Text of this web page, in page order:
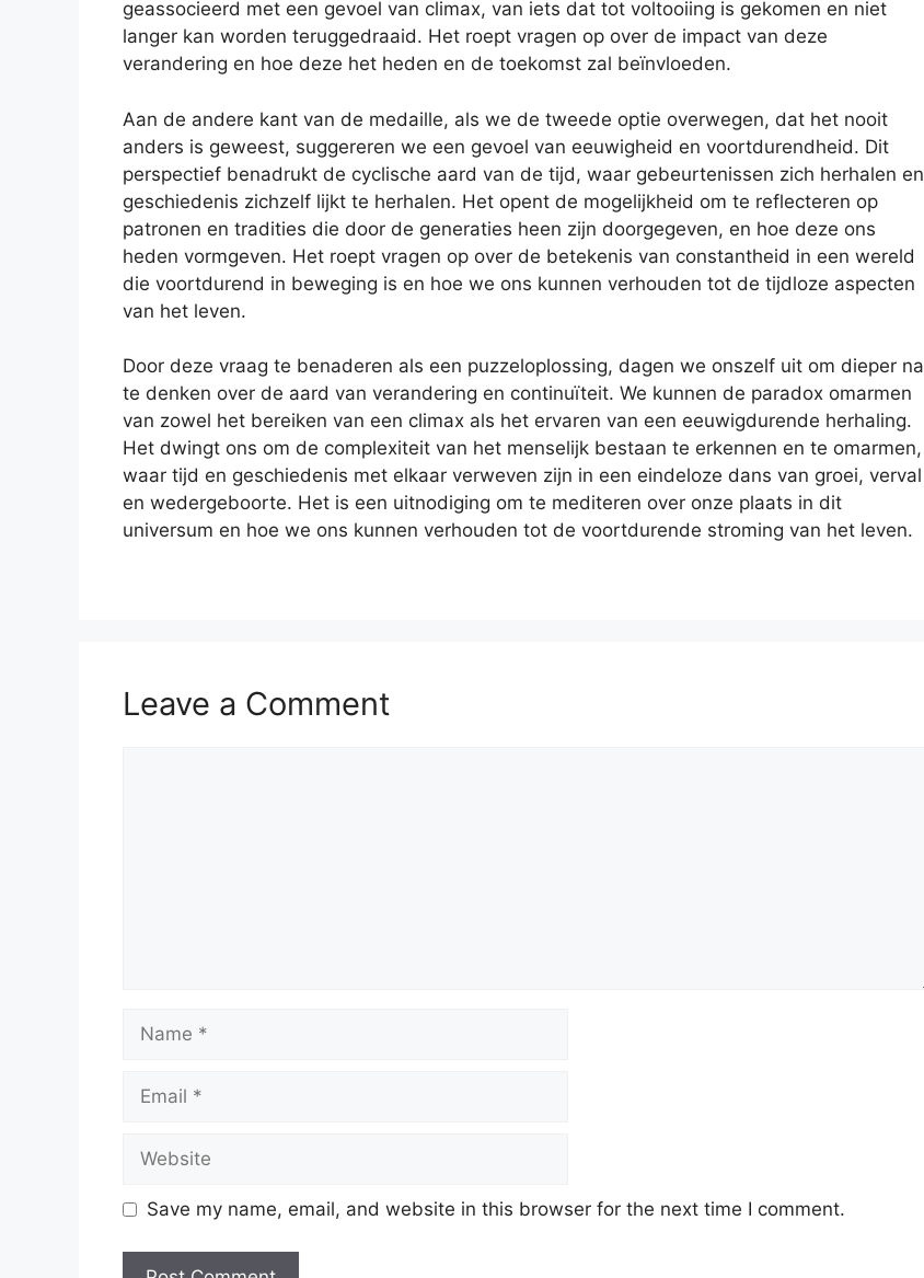
geassocieerd met een gevoel van climax, van iets dat tot voltooiing is gekomen en niet
langer kan worden teruggedraaid. Het roept vragen op over de impact van deze
verandering en hoe deze het heden en de toekomst zal beïnvloeden.
Aan de andere kant van de medaille, als we de tweede optie overwegen, dat het nooit
anders is geweest, suggereren we een gevoel van eeuwigheid en voortdurendheid. Dit
perspectief benadrukt de cyclische aard van de tijd, waar gebeurtenissen zich herhalen en
geschiedenis zichzelf lijkt te herhalen. Het opent de mogelijkheid om te reflecteren op
patronen en tradities die door de generaties heen zijn doorgegeven, en hoe deze ons
heden vormgeven. Het roept vragen op over de betekenis van constantheid in een wereld
die voortdurend in beweging is en hoe we ons kunnen verhouden tot de tijdloze aspecten
van het leven.
Door deze vraag te benaderen als een puzzeloplossing, dagen we onszelf uit om dieper na
te denken over de aard van verandering en continuïteit. We kunnen de paradox omarmen
van zowel het bereiken van een climax als het ervaren van een eeuwigdurende herhaling.
Het dwingt ons om de complexiteit van het menselijk bestaan te erkennen en te omarmen,
waar tijd en geschiedenis met elkaar verweven zijn in een eindeloze dans van groei, verval
en wedergeboorte. Het is een uitnodiging om te mediteren over onze plaats in dit
universum en hoe we ons kunnen verhouden tot de voortdurende stroming van het leven.
Leave a Comment
Name
Email
Website
Save my name, email, and website in this browser for the next time I comment.